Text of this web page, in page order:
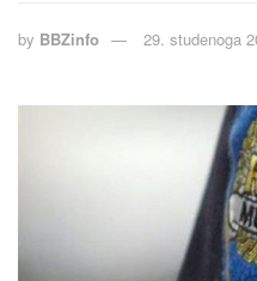
by BBZinfo 29. studenoga